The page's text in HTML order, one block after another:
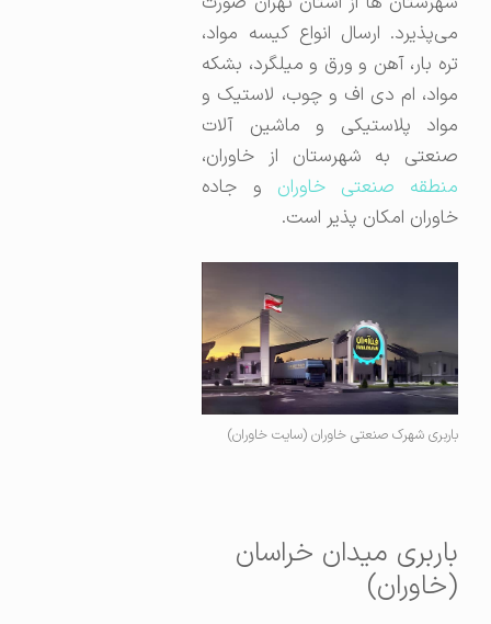
می‌پذیرد. ارسال انواع کیسه مواد،
تره بار، آهن و ورق و میلگرد، بشکه
مواد، ام دی اف و چوب، لاستیک و
مواد پلاستیکی و ماشین آلات
صنعتی به شهرستان از خاوران،
منطقه صنعتی خاورانو جاده
خاوران امکان پذیر است.
باربری شهرک صنعتی خاوران (سایت خاوران)
باربری میدان خراسان
(خاوران)